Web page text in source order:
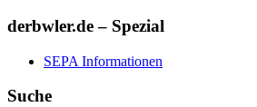
derbwler.de – Spezial
SEPA Informationen
Suche